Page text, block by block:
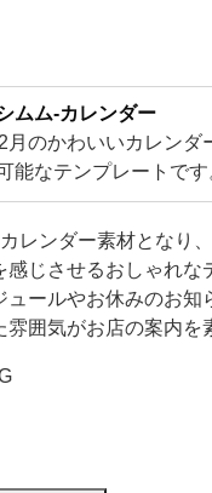
ムム-カレンダー
月のかわいいカレン
能なテンプレートで
す！可愛い素材が盛
レンダー素材となり
感じさせるおしゃれ
ュールやお休みのお
囲気がお店の案内を